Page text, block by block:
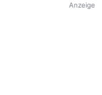
Anzeige